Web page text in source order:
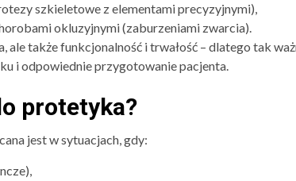
szkieletowe z elementami precyzyjnymi),
okluzyjnymi (zaburzeniami zwarcia).
także funkcjonalność i trwałość – dlatego tak
i odpowiednie przygotowanie pacjenta.
protetyka?
jest w sytuacjach, gdy: